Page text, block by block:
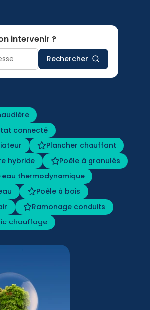
intervenir ?
Rechercher
connecté
Plancher chauffant
hybride
Poêle à granulés
thermodynamique
Poêle à bois
Ramonage conduits
chauffage